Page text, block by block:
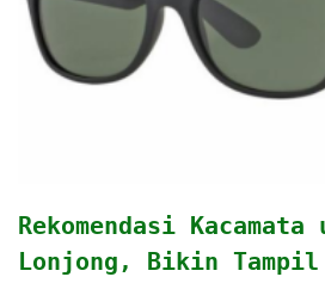
Rekomendasi Kacamata
Lonjong, Bikin